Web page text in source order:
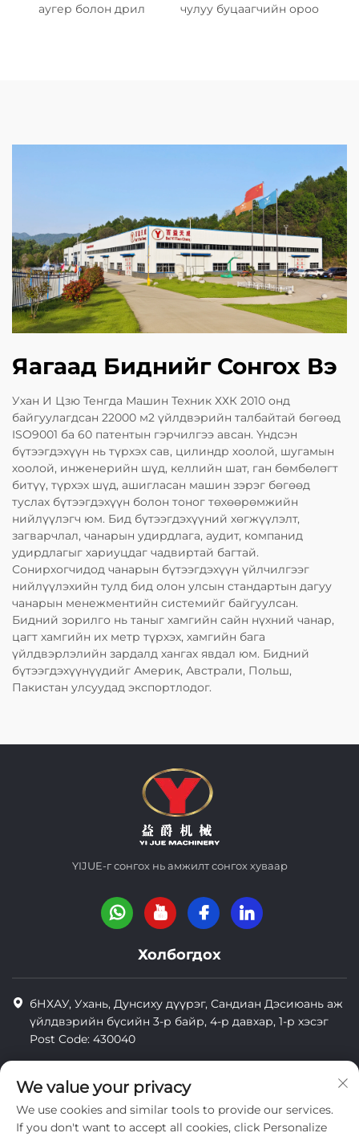
аугер болон дрил чулуу буцаагчийн ороо
Яагаад Биднийг Сонгох Вэ
Ухан И Цзю Тенгда Машин Техник ХХК 2010 онд
байгуулагдсан 22000 м2 үйлдвэрийн талбайтай бөгөөд
ISO9001 ба 60 патентын гэрчилгээ авсан. Үндсэн
бүтээгдэхүүн нь түрхэх сав, цилиндр хоолой, шугамын
хоолой, инженерийн шүд, келлийн шат, ган бөмбөлөгт
битүү, түрхэх шүд, ашигласан машин зэрэг бөгөөд
туслах бүтээгдэхүүн болон тоног төхөөрөмжийн
нийлүүлэгч юм. Бид бүтээгдэхүүний хөгжүүлэлт,
загварчлал, чанарын удирдлага, аудит, компанид
удирдлагыг хариуцдаг чадвиртай багтай.
Сонирхогчидод чанарын бүтээгдэхүүн үйлчилгээг
нийлүүлэхийн тулд бид олон улсын стандартын дагуу
чанарын менежментийн системийг байгуулсан.
Бидний зорилго нь таныг хамгийн сайн нүхний чанар,
цагт хамгийн их метр түрхэх, хамгийн бага
үйлдвэрлэлийн зардалд хангах явдал юм. Бидний
бүтээгдэхүүнүүдийг Америк, Австрали, Польш,
Пакистан улсуудад экспортлодог.
YIJUE-г сонгох нь амжилт сонгох хуваар
Холбогдох
бНХАУ, Ухань, Дунсиху дүүрэг, Сандиан Дэсиюань аж
үйлдвэрийн бүсийн 3-р байр, 4-р давхар, 1-р хэсэг
Post Code: 430040
8618971664820
[email protected]
We value your privacy
We use cookies and similar tools to provide our services.
If you don't want to accept all cookies, click Personalize